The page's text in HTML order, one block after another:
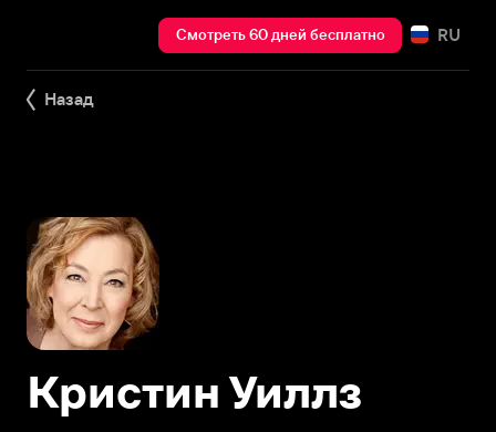
Смотреть 60 дней бесплатно RU
Назад
Кристин Уиллз